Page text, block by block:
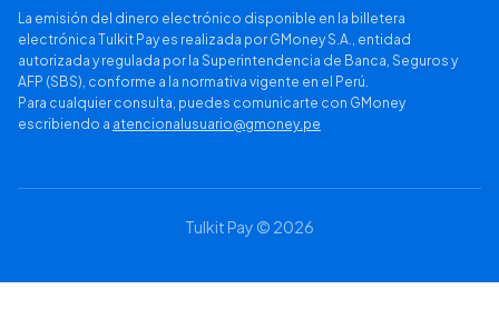
La emisión del dinero electrónico disponible en la billetera
electrónica Tulkit Pay es realizada por GMoney S.A., entidad
autorizada y regulada por la Superintendencia de Banca, Seguros y
AFP (SBS), conforme a la normativa vigente en el Perú.
Para cualquier consulta, puedes comunicarte con GMoney
escribiendo a atencionalusuario@gmoney.pe
Tulkit Pay © 2026